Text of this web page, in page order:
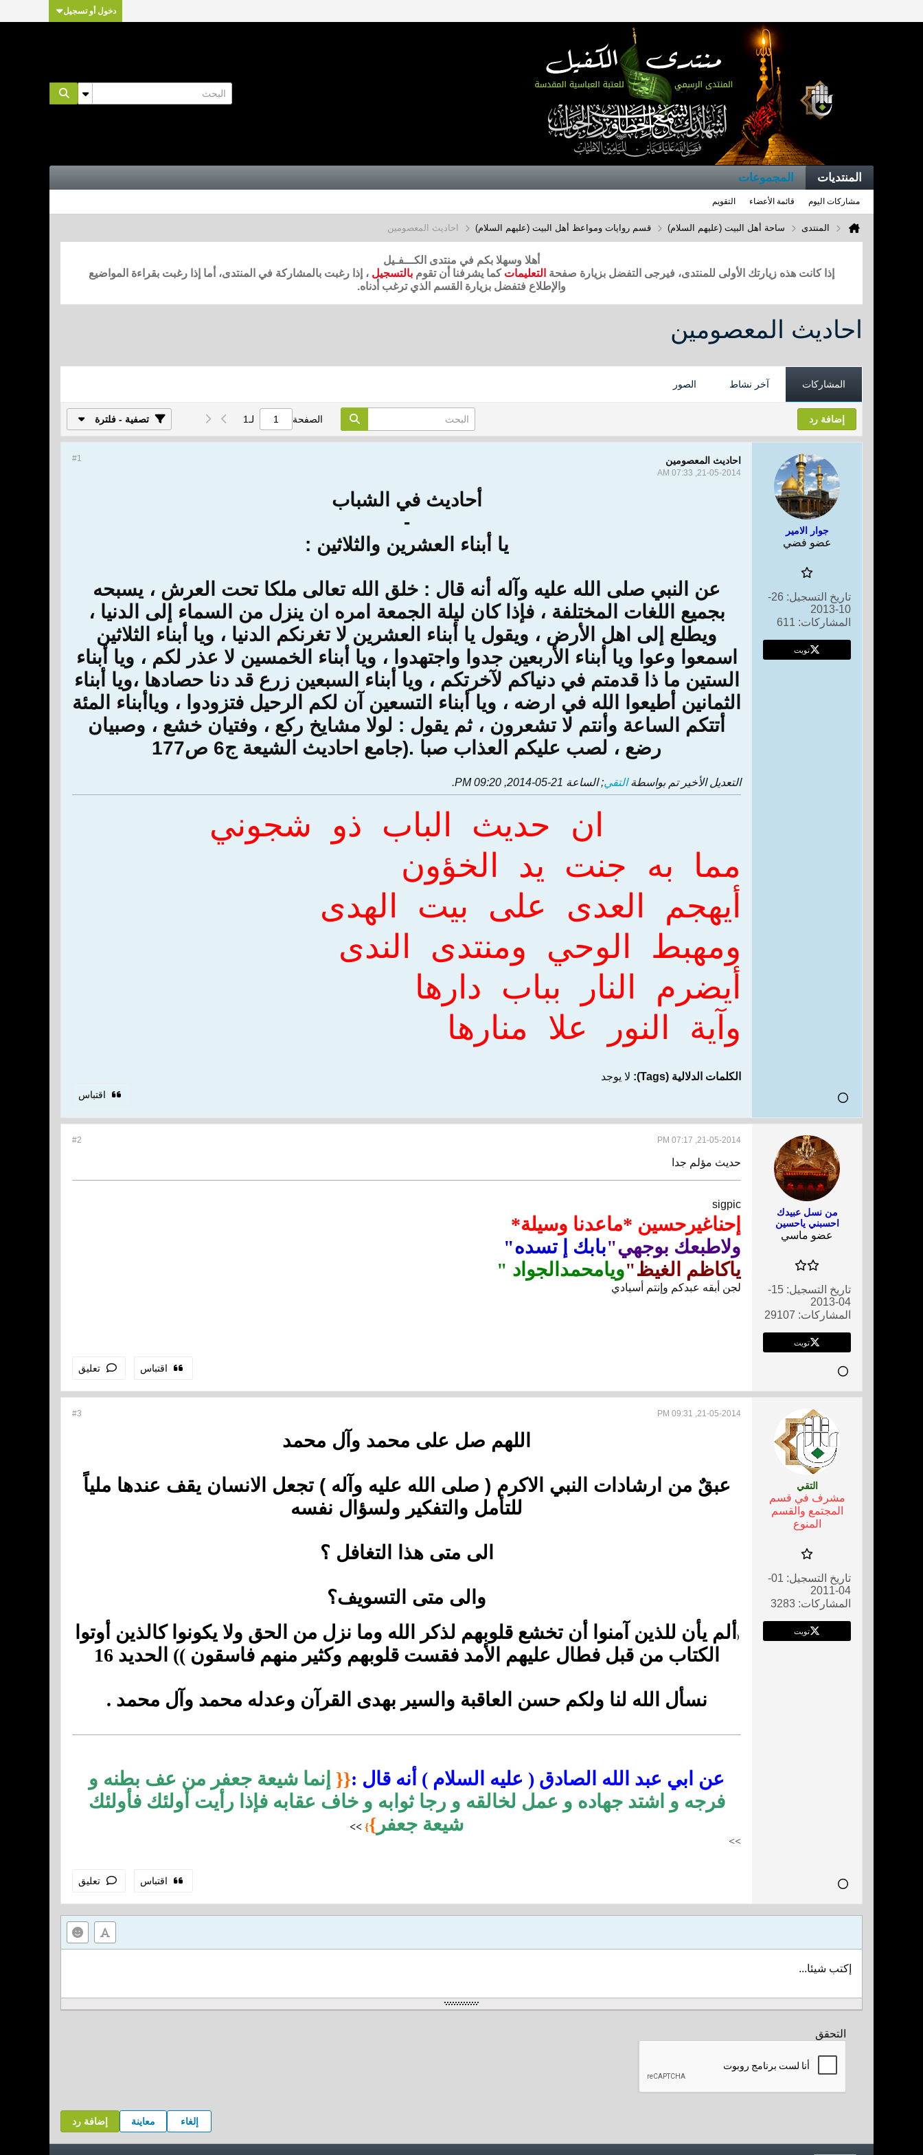
دخول أو تسجيل
المنتديات المجموعات
مشاركات اليوم قائمة الأعضاء التقويم
المنتدى ساحة أهل البيت (عليهم السلام) قسم روايات ومواعظ أهل البيت (عليهم السلام) احاديث المعصومين
أهلا وسهلا بكم في منتدى الكـــفـيل
إذا كانت هذه زيارتك الأولى للمنتدى، فيرجى التفضل بزيارة صفحة التعليمات كما يشرفنا أن تقوم بالتسجيل ، إذا رغبت بالمشاركة في المنتدى، أما إذا رغبت بقراءة المواضيع
والإطلاع فتفضل بزيارة القسم الذي ترغب أدناه.
احاديث المعصومين
المشاركات آخر نشاط الصور
إضافة رد الصفحة لـ1 تصفية - فلترة
جوار الامير
عضو فضي
تاريخ التسجيل:
26-
10-2013
المشاركات: 611
تويت
#1 احاديث المعصومين
21-05-2014, 07:33 AM
أحاديث في الشباب
-
يا أبناء العشرين والثلاثين :
عن النبي صلى الله عليه وآله أنه قال : خلق الله تعالى ملكا تحت العرش ، يسبحه
بجميع اللغات المختلفة ، فإذا كان ليلة الجمعة امره ان ينزل من السماء إلى الدنيا ،
ويطلع إلى اهل الأرض ، ويقول يا أبناء العشرين لا تغرنكم الدنيا ، ويا أبناء الثلاثين
اسمعوا وعوا ويا أبناء الأربعين جدوا واجتهدوا ، ويا أبناء الخمسين لا عذر لكم ، ويا أبناء
الستين ما ذا قدمتم في دنياكم لآخرتكم ، ويا أبناء السبعين زرع قد دنا حصادها ،ويا أبناء
الثمانين أطيعوا الله في ارضه ، ويا أبناء التسعين آن لكم الرحيل فتزودوا ، وياأبناء المئة
أتتكم الساعة وأنتم لا تشعرون ، ثم يقول : لولا مشايخ ركع ، وفتيان خشع ، وصبيان
رضع ، لصب عليكم العذاب صبا .(جامع احاديث الشيعة ج6 ص177
التعديل الأخير تم بواسطةالتقي; الساعة 21-05-2014, 09:20 PM
.
ان حديث الباب ذو شجوني
مما به جنت يد الخؤون
أيهجم العدى على بيت الهدى
ومهبط الوحي ومنتدى الندى
أيضرم النار بباب دارها
وآية النور علا منارها
الكلمات الدلالية (Tags): لا يوجد
اقتباس
من نسل عبيدك
احسبني ياحسين
عضو ماسي
تاريخ التسجيل:
15-
04-2013
المشاركات: 29107
تويت
#2 21-05-2014, 07:17 PM
حديث مؤلم جدا
sigpic
إحناغيرحسين *ماعدنا وسيلة*
ولاطبعك بوجهي"بابك إ تسده"
ياكاظم الغيظ"ويامحمدالجواد "
لجن أبقه عبدكم وإنتم أسيادي
اقتباس تعليق
التقي
مشرف في قسم
المجتمع والقسم
المنوع
تاريخ التسجيل:
01-
04-2011
المشاركات: 3283
تويت
#3 21-05-2014, 09:31 PM
اللهم صل على محمد وآل محمد
عبقٌ من ارشادات النبي الاكرم ( صلى الله عليه وآله ) تجعل الانسان يقف عندها ملياً
للتأمل والتفكير ولسؤال نفسه
الى متى هذا التغافل ؟
والى متى التسويف؟
(
ألم يأن للذين آمنوا أن تخشع قلوبهم لذكر الله وما نزل من الحق ولا يكونوا كالذين أوتوا
الكتاب من قبل فطال عليهم الأمد فقست قلوبهم وكثير منهم فاسقون)) الحديد 16
نسأل الله لنا ولكم حسن العاقبة والسير بهدى القرآن وعدله محمد وآل محمد .
عن ابي عبد الله الصادق ( عليه السلام ) أنه قال :{{ إنما شيعة جعفر من عف بطنه و
فرجه و اشتد جهاده و عمل لخالقه و رجا ثوابه و خاف عقابه فإذا رأيت أولئك فأولئك
شيعة جعفر }
}
>
>
>
>
اقتباس تعليق
إكتب شيئا...
التحقق
إضافة رد معاينة إلغاء